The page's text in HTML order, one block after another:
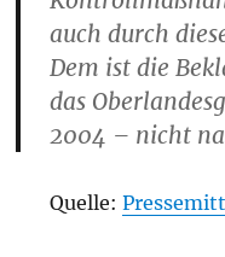
auch durch
Dem ist die
das
2004 – nicht
Quelle: